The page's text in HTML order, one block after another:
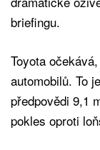
briefingu.
Toyota
automobilů. To
předpovědi 9,1
pokles oproti